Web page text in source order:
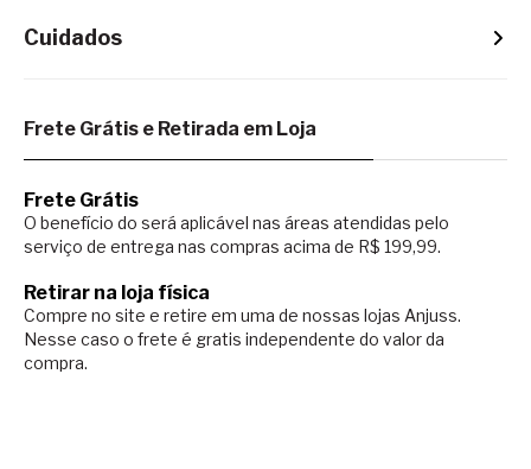
Cuidados
Frete Grátis e Retirada em Loja
Frete Grátis
O benefício do será aplicável nas áreas atendidas pelo
serviço de entrega nas compras acima de R$ 199,99.
Retirar na loja física
Compre no site e retire em uma de nossas lojas Anjuss.
Nesse caso o frete é gratis independente do valor da
compra.